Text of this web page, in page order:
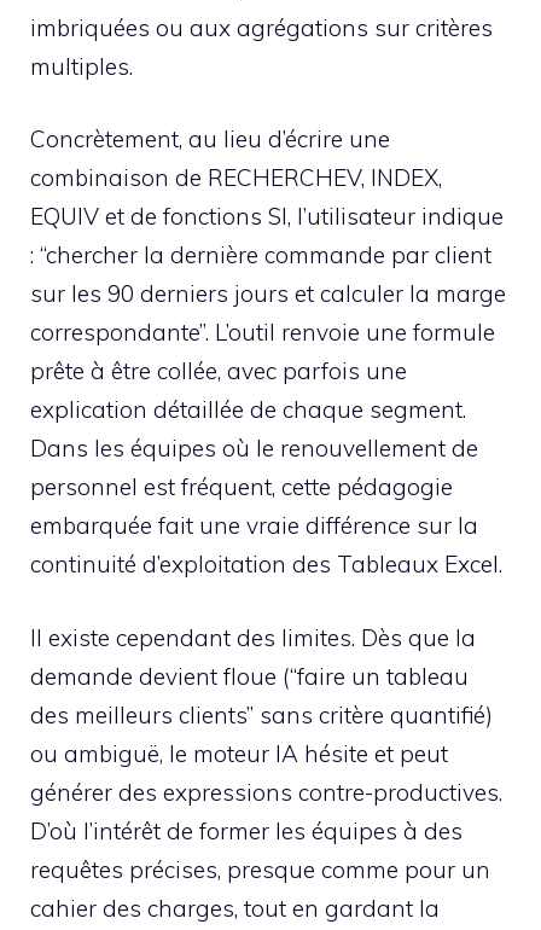
imbriquées ou aux agrégations sur critères
multiples.
Concrètement, au lieu d’écrire une
combinaison de RECHERCHEV, INDEX,
EQUIV et de fonctions SI, l’utilisateur indique
: “chercher la dernière commande par client
sur les 90 derniers jours et calculer la marge
correspondante”. L’outil renvoie une formule
prête à être collée, avec parfois une
explication détaillée de chaque segment.
Dans les équipes où le renouvellement de
personnel est fréquent, cette pédagogie
embarquée fait une vraie différence sur la
continuité d’exploitation des Tableaux Excel.
Il existe cependant des limites. Dès que la
demande devient floue (“faire un tableau
des meilleurs clients” sans critère quantifié)
ou ambiguë, le moteur IA hésite et peut
générer des expressions contre-productives.
D’où l’intérêt de former les équipes à des
requêtes précises, presque comme pour un
cahier des charges, tout en gardant la